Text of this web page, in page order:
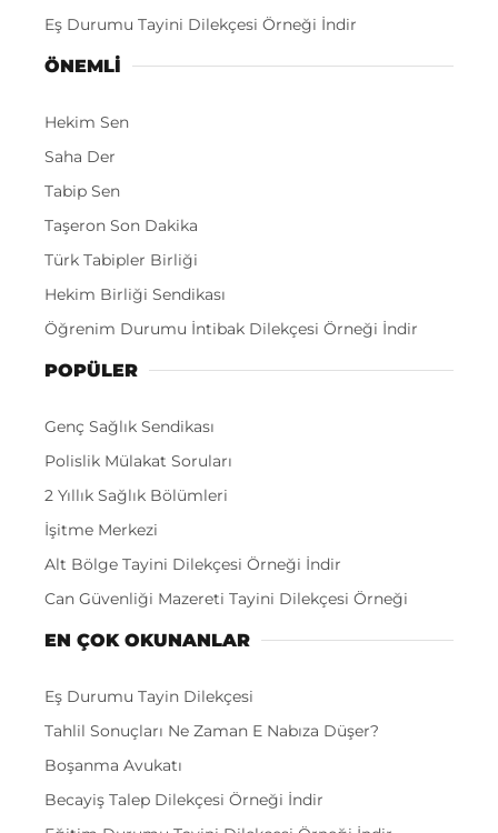
Eş Durumu Tayini Dilekçesi Örneği İndir
ÖNEMLI
Hekim Sen
Saha Der
Tabip Sen
Taşeron Son Dakika
Türk Tabipler Birliği
Hekim Birliği Sendikası
Öğrenim Durumu İntibak Dilekçesi Örneği İndir
POPÜLER
Genç Sağlık Sendikası
Polislik Mülakat Soruları
2 Yıllık Sağlık Bölümleri
İşitme Merkezi
Alt Bölge Tayini Dilekçesi Örneği İndir
Can Güvenliği Mazereti Tayini Dilekçesi Örneği
EN ÇOK OKUNANLAR
Eş Durumu Tayin Dilekçesi
Tahlil Sonuçları Ne Zaman E Nabıza Düşer?
Boşanma Avukatı
Becayiş Talep Dilekçesi Örneği İndir